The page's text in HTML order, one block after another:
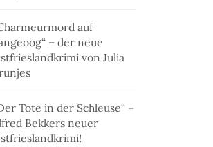
auf
– der neue
von Julia
Tote in der Schleuse“ –
Bekkers neuer